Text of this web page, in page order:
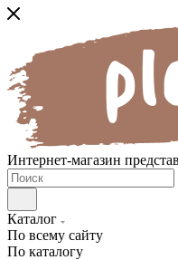
Интернет-магазин
Каталог
По всему сайту
По каталогу